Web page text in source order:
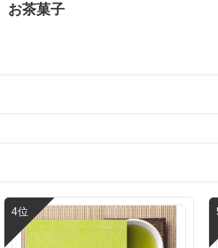
お茶菓子